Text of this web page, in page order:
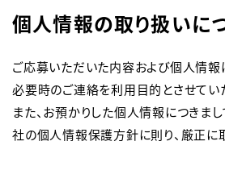
個人情報の取り扱いに
ご応募いただいた内容および個人情報
必要時のご連絡を利用目的とさせてい
また、お預かりした個人情報につきま
社の個人情報保護方針に則り、厳正に